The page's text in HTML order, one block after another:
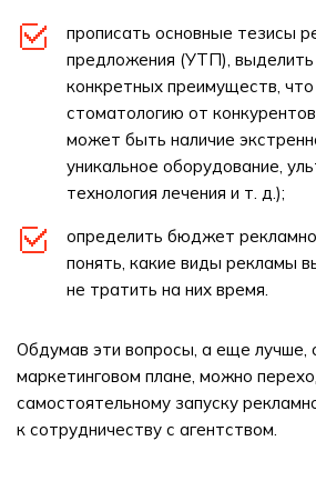
прописать основные тезисы
предложения (УТП), выделить
конкретных преимуществ,
стоматологию от
может быть наличие
уникальное оборудование,
технология лечения и т. д.);
определить бюджет
понять, какие виды рекламы
не тратить на них время.
Обдумав эти вопросы, а еще лучше,
маркетинговом плане, можно
самостоятельному запуску
к сотрудничеству с агентством.